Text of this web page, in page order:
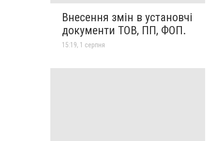
Внесення змін в установчі
документи ТОВ, ПП, ФОП.
15:19, 1 серпня